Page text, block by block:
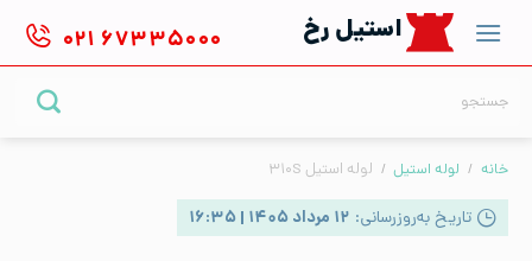
content
استیل رخ ۰۲۱ ۶۷۳۳۵۰۰۰
خانه / لوله استیل / لوله استیل ۳۱۰S
تاریخ به‌روزرسانی: ۱۲ مرداد ۱۴۰۵ | ۱۶:۳۵